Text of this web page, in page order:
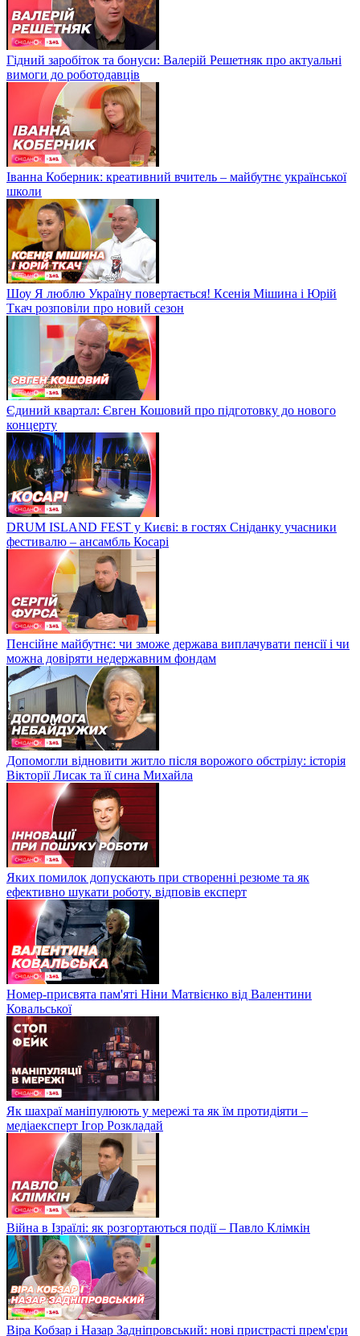
Гідний заробіток та бонуси: Валерій Решетняк про актуальні
вимоги до роботодавців
Іванна Коберник: креативний вчитель – майбутнє української
школи
Шоу Я люблю Україну повертається! Ксенія Мішина і Юрій
Ткач розповіли про новий сезон
Єдиний квартал: Євген Кошовий про підготовку до нового
концерту
DRUM ISLAND FEST у Києві: в гостях Сніданку учасники
фестивалю – ансамбль Косарі
Пенсійне майбутнє: чи зможе держава виплачувати пенсії і чи
можна довіряти недержавним фондам
Допомогли відновити житло після ворожого обстрілу: історія
Вікторії Лисак та її сина Михайла
Яких помилок допускають при створенні резюме та як
ефективно шукати роботу, відповів експерт
Номер-присвята пам'яті Ніни Матвієнко від Валентини
Ковальської
Як шахраї маніпулюють у мережі та як їм протидіяти –
медіаексперт Ігор Розкладай
Війна в Ізраїлі: як розгортаються події – Павло Клімкін
Віра Кобзар і Назар Задніпровський: нові пристрасті прем'єри